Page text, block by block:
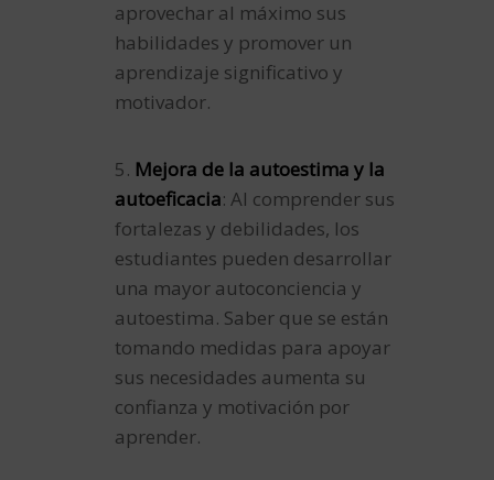
aprovechar al máximo sus
habilidades y promover un
aprendizaje significativo y
motivador.
5. Mejora de la autoestima y la
autoeficacia: Al comprender sus
fortalezas y debilidades, los
estudiantes pueden desarrollar
una mayor autoconciencia y
autoestima. Saber que se están
tomando medidas para apoyar
sus necesidades aumenta su
confianza y motivación por
aprender.